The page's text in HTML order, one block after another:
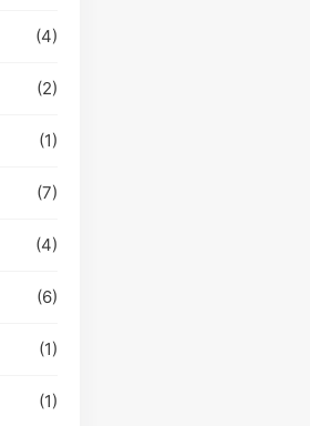
(4)
(2)
(1)
(7)
(4)
(6)
(1)
(1)